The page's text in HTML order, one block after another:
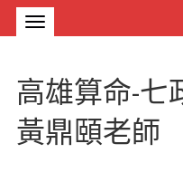
高雄算命-七
黃鼎頤老師